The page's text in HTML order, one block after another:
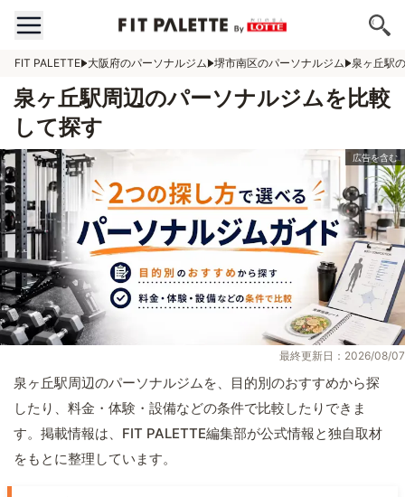
FIT PALETTE 大阪府のパーソナルジム 堺市南区のパーソナルジム 泉ヶ丘駅
泉ヶ丘駅周辺のパーソナルジムを比較
して探す
最終更新日：2026/08/07
泉ヶ丘駅周辺のパーソナルジムを、目的別のおすすめから探
したり、料金・体験・設備などの条件で比較したりできま
す。掲載情報は、FIT PALETTE編集部が公式情報と独自取材
をもとに整理しています。